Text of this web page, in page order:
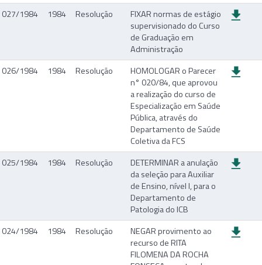
027/1984
1984 Resolução
FIXAR normas de estágio
supervisionado do Curso
de Graduação em
Administração
026/1984
1984 Resolução
HOMOLOGAR o Parecer
n° 020/84, que aprovou
a realização do curso de
Especialização em Saúde
Pública, através do
Departamento de Saúde
Coletiva da FCS
025/1984
1984 Resolução
DETERMINAR a anulação
da seleção para Auxiliar
de Ensino, nível I, para o
Departamento de
Patologia do ICB
024/1984
1984 Resolução
NEGAR provimento ao
recurso de RITA
FILOMENA DA ROCHA